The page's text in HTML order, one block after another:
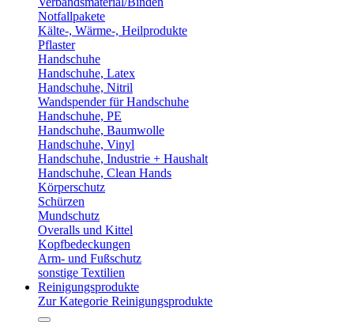
Notfallpakete
Kälte-, Wärme-, Heilprodukte
Pflaster
Handschuhe
Handschuhe, Latex
Handschuhe, Nitril
Wandspender für Handschuhe
Handschuhe, PE
Handschuhe, Baumwolle
Handschuhe, Vinyl
Handschuhe, Industrie + Haushalt
Handschuhe, Clean Hands
Körperschutz
Schürzen
Mundschutz
Overalls und Kittel
Kopfbedeckungen
Arm- und Fußschutz
sonstige Textilien
Reinigungsprodukte
Zur Kategorie Reinigungsprodukte